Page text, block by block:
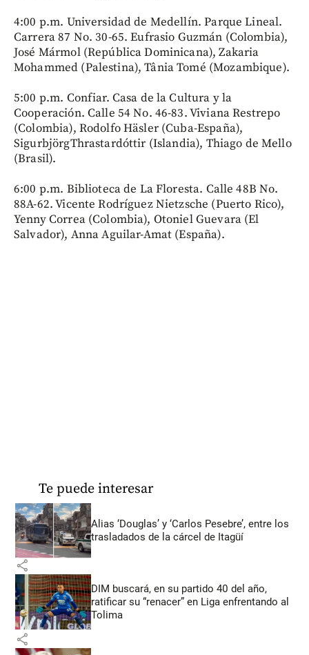
4:00 p.m. Universidad de Medellín. Parque Lineal.
Carrera 87 No. 30-65. Eufrasio Guzmán (Colombia),
José Mármol (República Dominicana), Zakaria
Mohammed (Palestina), Tânia Tomé (Mozambique).
5:00 p.m. Confiar. Casa de la Cultura y la
Cooperación. Calle 54 No. 46-83. Viviana Restrepo
(Colombia), Rodolfo Häsler (Cuba-España),
SigurbjörgThrastardóttir (Islandia), Thiago de Mello
(Brasil).
6:00 p.m. Biblioteca de La Floresta. Calle 48B No.
88A-62. Vicente Rodríguez Nietzsche (Puerto Rico),
Yenny Correa (Colombia), Otoniel Guevara (El
Salvador), Anna Aguilar-Amat (España).
Te puede interesar
Alias ‘Douglas’ y ‘Carlos Pesebre’, entre los
trasladados de la cárcel de Itagüí
share
DIM buscará, en su partido 40 del año,
ratificar su “renacer” en Liga enfrentando al
Tolima
share